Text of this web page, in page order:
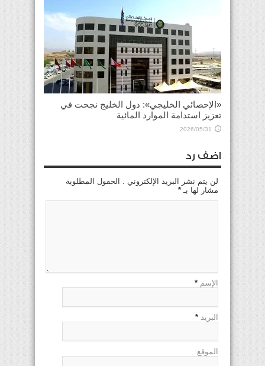
«الإحصائي الخليجي»: دول الخليج نجحت في
تعزيز استدامة الموارد المائية
2026/05/31
اضف رد
لن يتم نشر البريد الإلكتروني . الحقول المطلوبة
مشار لها بـ *
الإسم *
البريد *
الموقع